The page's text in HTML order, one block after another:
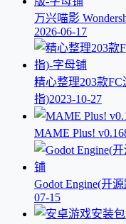
万兴喵影
2026-06-17
精心整理203款
指)2023-10-27
MAME Plus!
Godot Engine(开
07-15